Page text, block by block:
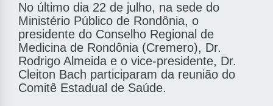
No último dia 22 de julho, na sede do
Ministério Público de Rondônia, o
presidente do Conselho Regional de
Medicina de Rondônia (Cremero), Dr.
Rodrigo Almeida e o vice-presidente, Dr.
Cleiton Bach participaram da reunião do
Comitê Estadual de Saúde.